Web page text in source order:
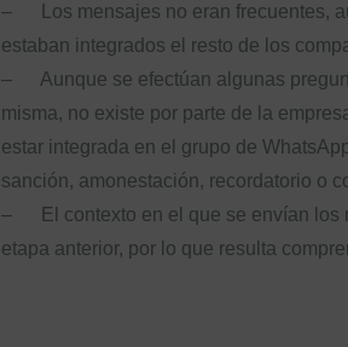
– Los mensajes no eran frecuentes,
estaban integrados el resto de los
– Aunque se efectúan algunas
misma, no existe por parte de la
estar integrada en el grupo de
sanción, amonestación, recordatorio o
– El contexto en el que se envían los
etapa anterior, por lo que resulta